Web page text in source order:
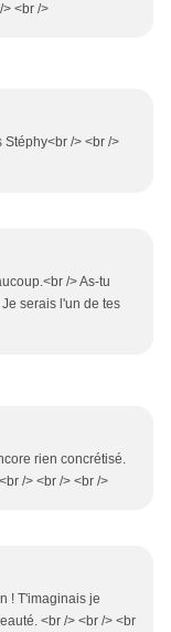
<br />
Stéphy<br /> <br />
/> As-tu
serais l'un de tes
rien concrétisé.
/> <br /> <br />
! T'imaginais je
<br /> <br /> <br